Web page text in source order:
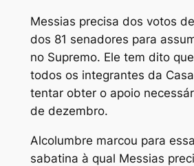
Messias precisa dos votos
dos 81 senadores para
no Supremo. Ele tem dito
todos os integrantes da
tentar obter o apoio
de dezembro.
Alcolumbre marcou para
sabatina à qual Messias